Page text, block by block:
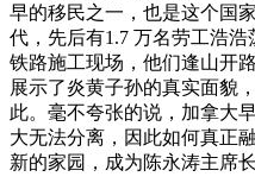
早的移民之一，也是这个国
代，先后有1.7 万名劳工浩
铁路施工现场，他们逢山开
展示了炎黄子孙的真实面貌
此。毫不夸张的说，加拿大
大无法分离，因此如何真正
新的家园，成为陈永涛主席